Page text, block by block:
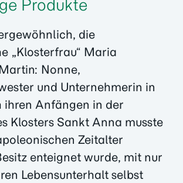
Produkte
die
„Klosterfrau“ Maria
Nonne,
und Unternehmerin in
ihren Anfängen in der
Klosters Sankt Anna musste
Zeitalter
enteignet wurde, mit nur
Lebensunterhalt selbst